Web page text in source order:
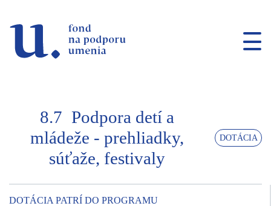
8.7 Podpora detí a
mládeže - prehliadky,
súťaže, festivaly
DOTÁCIA
DOTÁCIA PATRÍ DO PROGRAMU